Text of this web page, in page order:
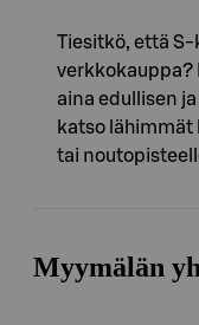
Tiesitkö, että S-
verkkokauppa?
aina edullisen
katso lähimmät
tai
Myymälän